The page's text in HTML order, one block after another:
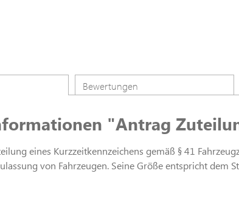
Bewertungen
"Antrag
eines Kurzzeitkennzeichens gemäß § 41
von Fahrzeugen. Seine Größe entspricht dem